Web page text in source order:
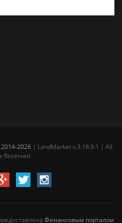
2026 | LandMarket v.3.18.9.1 | All
Reserved
Финансовым порталом